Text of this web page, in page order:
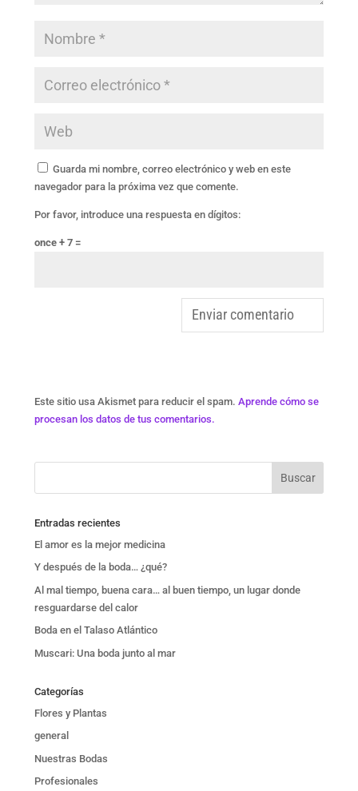
Guarda mi nombre, correo electrónico y web en este
navegador para la próxima vez que comente.
Por favor, introduce una respuesta en dígitos:
once + 7 =
Este sitio usa Akismet para reducir el spam. Aprende cómo se
procesan los datos de tus comentarios.
Entradas recientes
El amor es la mejor medicina
Y después de la boda… ¿qué?
Al mal tiempo, buena cara… al buen tiempo, un lugar donde
resguardarse del calor
Boda en el Talaso Atlántico
Muscari: Una boda junto al mar
Categorías
Flores y Plantas
general
Nuestras Bodas
Profesionales